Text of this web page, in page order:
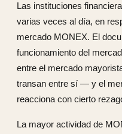
Las instituciones
varias veces al día, en
mercado MONEX. El
funcionamiento del
entre el mercado
transan entre sí — y el
reacciona con cierto
La mayor actividad de